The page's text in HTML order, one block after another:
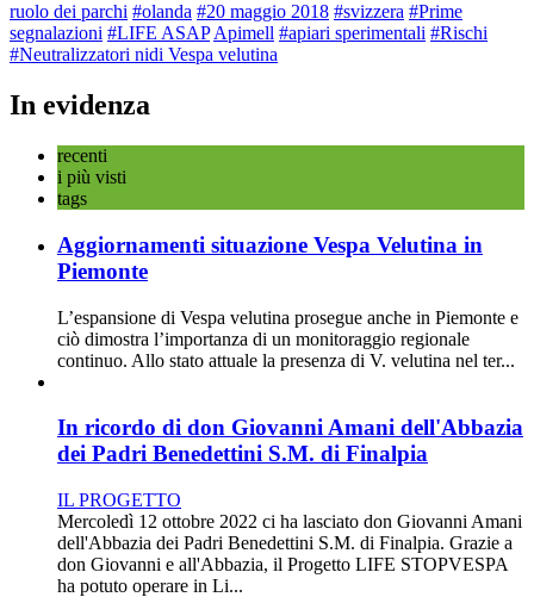
ruolo dei parchi #olanda #20 maggio 2018 #svizzera #Prime
segnalazioni #LIFE ASAP Apimell #apiari sperimentali #Rischi
#Neutralizzatori nidi Vespa velutina
In evidenza
recenti
i più visti
tags
Aggiornamenti situazione Vespa Velutina in
Piemonte
L’espansione di Vespa velutina prosegue anche in Piemonte e
ciò dimostra l’importanza di un monitoraggio regionale
continuo. Allo stato attuale la presenza di V. velutina nel ter...
In ricordo di don Giovanni Amani dell'Abbazia
dei Padri Benedettini S.M. di Finalpia
IL PROGETTO
Mercoledì 12 ottobre 2022 ci ha lasciato don Giovanni Amani
dell'Abbazia dei Padri Benedettini S.M. di Finalpia. Grazie a
don Giovanni e all'Abbazia, il Progetto LIFE STOPVESPA
ha potuto operare in Li...